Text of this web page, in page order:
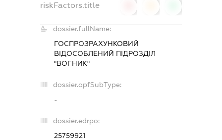
riskFactors.title
dossier.fullName:
ГОСПРОЗРАХУНКОВИЙ
ВІДОСОБЛЕНИЙ ПІДРОЗДІЛ
"ВОГНИК"
dossier.opfSubType:
-
dossier.edrpo:
25759921